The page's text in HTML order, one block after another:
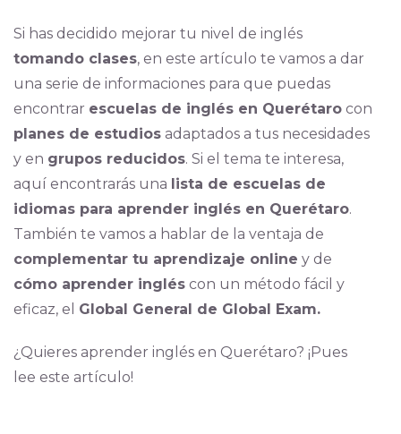
Si has decidido mejorar tu nivel de inglés
tomando clases, en este artículo te vamos a dar
una serie de informaciones para que puedas
encontrar escuelas de inglés en Querétarocon
planes de estudiosadaptados a tus necesidades
y en grupos reducidos. Si el tema te interesa,
aquí encontrarás una lista de escuelas de
idiomas para aprender inglés en Querétaro.
También te vamos a hablar de la ventaja de
complementar tu aprendizaje online y de
cómo aprender ingléscon un método fácil y
eficaz, el Global General de Global Exam.
¿Quieres aprender inglés en Querétaro? ¡Pues
lee este artículo!